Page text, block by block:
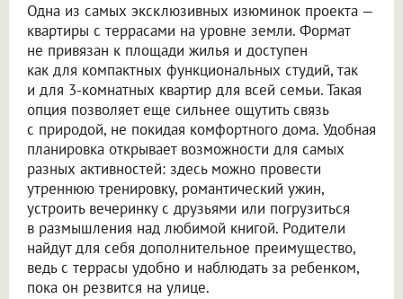
Одна из самых эксклюзивных изюминок проекта —
квартиры с террасами на уровне земли. Формат
не привязан к площади жилья и доступен
как для компактных функциональных студий, так
и для 3-комнатных квартир для всей семьи. Такая
опция позволяет еще сильнее ощутить связь
с природой, не покидая комфортного дома. Удобная
планировка открывает возможности для самых
разных активностей: здесь можно провести
утреннюю тренировку, романтический ужин,
устроить вечеринку с друзьями или погрузиться
в размышления над любимой книгой. Родители
найдут для себя дополнительное преимущество,
ведь с террасы удобно и наблюдать за ребенком,
пока он резвится на улице.